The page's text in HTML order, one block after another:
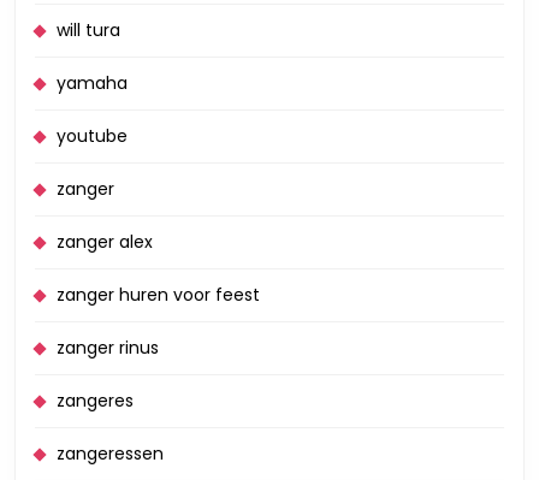
will tura
yamaha
youtube
zanger
zanger alex
zanger huren voor feest
zanger rinus
zangeres
zangeressen